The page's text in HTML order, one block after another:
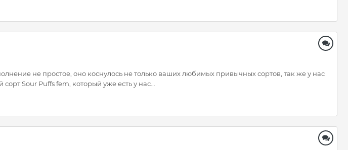
не простое, оно коснулось не только ваших любимых привычных сортов, так же у нас
Sour Puffs fem, который уже есть у нас...